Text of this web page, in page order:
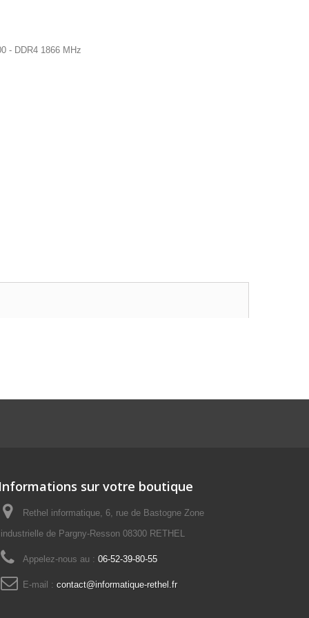
- DDR4 1866 MHz
sur votre boutique
Rethel informatique, 6, rue de Bastogne Zone
industrielle de Pargny-Resson 08300 RETHEL
Appelez-nous au : 06-52-39-80-55
E-mail : contact@informatique-rethel.fr